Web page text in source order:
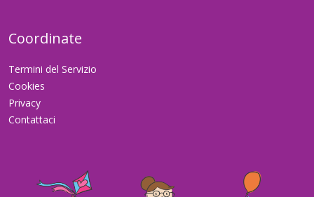
Coordinate
Termini del Servizio
Cookies
Privacy
Contattaci